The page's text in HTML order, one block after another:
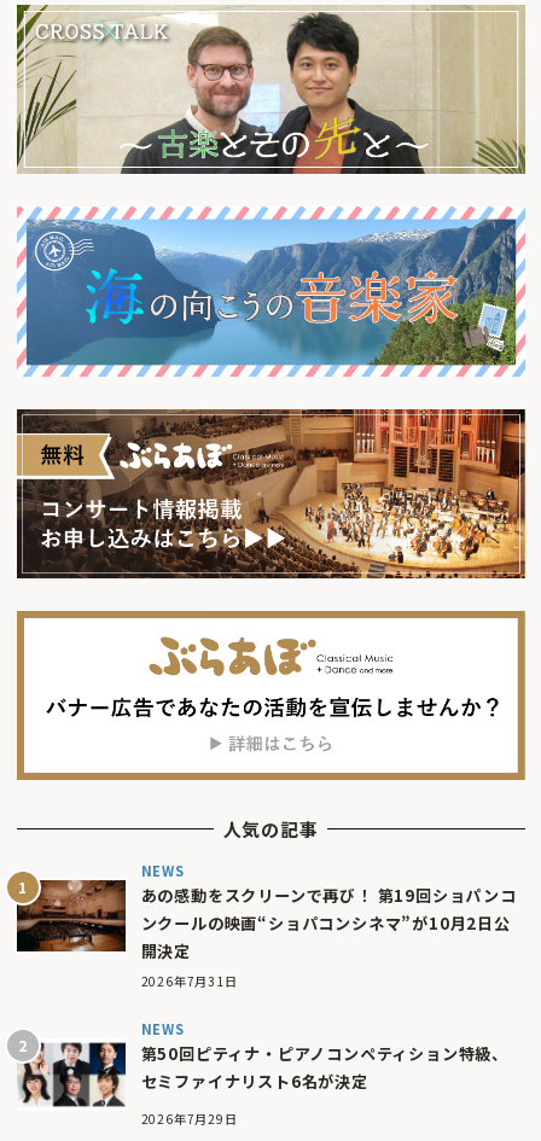
人気の記事
NEWS
あの感動をスクリーンで再び！ 第19回ショパンコ
ンクールの映画“ショパコンシネマ”が10月2日公
開決定
2026年7月31日
NEWS
第50回ピティナ・ピアノコンペティション特級、
セミファイナリスト6名が決定
2026年7月29日